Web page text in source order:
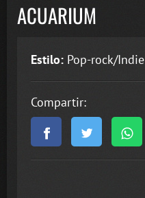
ACUARIUM
Estilo: Pop-rock/Indie
Compartir: